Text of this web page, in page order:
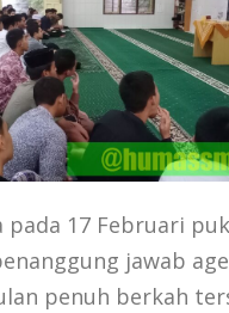
pada 17 Februari
jawab
penuh berkah